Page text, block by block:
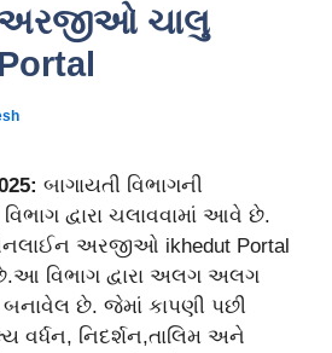
ચાલુ
બાગાયતી વિભાગની
દ્વારા ચલાવવામાં આવે છે.
અરજીઓ ikhedut Portal
વિભાગ દ્વારા અલગ અલગ
છે. જેમાં કાપણી પછી
નિદર્શન,તાલિમ અને